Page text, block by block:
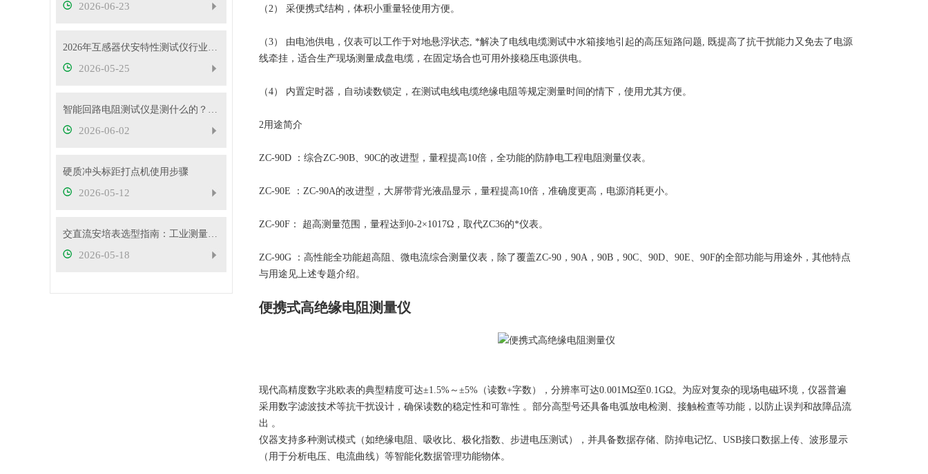
2026-06-23
2026年互感器伏安特性测试仪行业发展概况
2026-05-25
智能回路电阻测试仪是测什么的？主要用途有哪些？
2026-06-02
硬质冲头标距打点机使用步骤
2026-05-12
交直流安培表选型指南：工业测量如何选对型号
2026-05-18
（2） 采便携式结构，体积小重量轻使用方便。
（3） 由电池供电，仪表可以工作于对地悬浮状态, *解决了电线电缆测试中水箱接地引起的高压短路问题, 既提高了抗干扰能力又免去了电源
线牵挂，适合生产现场测量成盘电缆，在固定场合也可用外接稳压电源供电。
（4） 内置定时器，自动读数锁定，在测试电线电缆绝缘电阻等规定测量时间的情下，使用尤其方便。
2用途简介
ZC-90D ：综合ZC-90B、90C的改进型，量程提高10倍，全功能的防静电工程电阻测量仪表。
ZC-90E ：ZC-90A的改进型，大屏带背光液晶显示，量程提高10倍，准确度更高，电源消耗更小。
ZC-90F： 超高测量范围，量程达到0-2×1017Ω，取代ZC36的*仪表。
ZC-90G ：高性能全功能超高阻、微电流综合测量仪表，除了覆盖ZC-90，90A，90B，90C、90D、90E、90F的全部功能与用途外，其他特点
与用途见上述专题介绍。
便携式高绝缘电阻测量仪
现代高精度数字兆欧表的典型精度可达±1.5%～±5%（读数+字数），分辨率可达0.001MΩ至0.1GΩ。为应对复杂的现场电磁环境，仪器普遍
采用数字滤波技术等抗干扰设计，确保读数的稳定性和可靠性 。部分高型号还具备电弧放电检测、接触检查等功能，以防止误判和故障品流
出 。
仪器支持多种测试模式（如绝缘电阻、吸收比、极化指数、步进电压测试），并具备数据存储、防掉电记忆、USB接口数据上传、波形显示
（用于分析电压、电流曲线）等智能化数据管理功能物体。